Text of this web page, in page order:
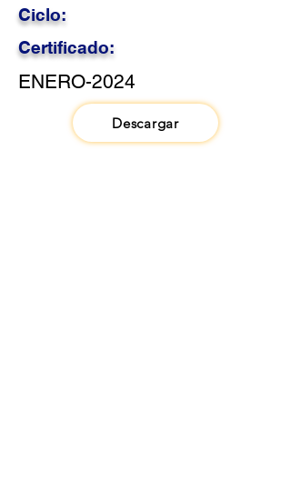
Ciclo:
Certificado:
ENERO-2024
Descargar